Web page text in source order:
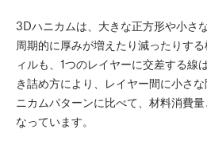
3Dハニカムは、大きな正方形や小さ
周期的に厚みが増えたり減ったりす
ィルも、1つのレイヤーに交差する線
き詰め方により、レイヤー間に小さ
ニカムパターンに比べて、材料消費
なっています。